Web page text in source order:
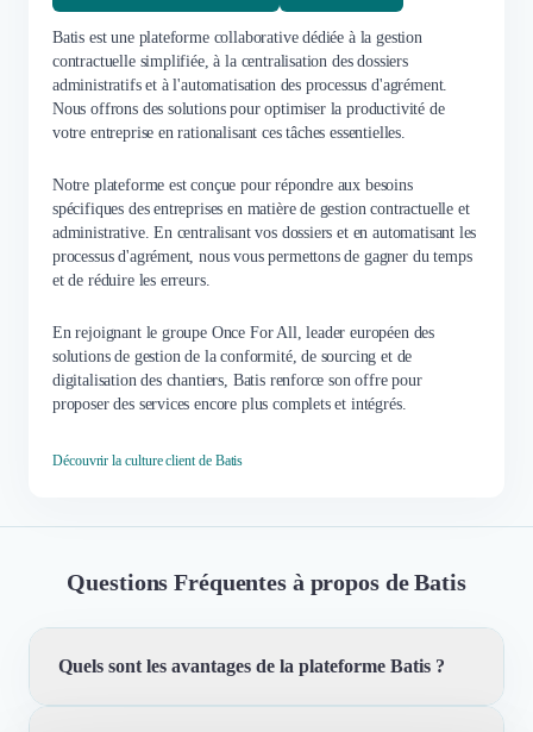
Batis est une plateforme collaborative dédiée à la gestion
contractuelle simplifiée, à la centralisation des dossiers
administratifs et à l'automatisation des processus d'agrément.
Nous offrons des solutions pour optimiser la productivité de
votre entreprise en rationalisant ces tâches essentielles.
Notre plateforme est conçue pour répondre aux besoins
spécifiques des entreprises en matière de gestion contractuelle et
administrative. En centralisant vos dossiers et en automatisant les
processus d'agrément, nous vous permettons de gagner du temps
et de réduire les erreurs.
En rejoignant le groupe Once For All, leader européen des
solutions de gestion de la conformité, de sourcing et de
digitalisation des chantiers, Batis renforce son offre pour
proposer des services encore plus complets et intégrés.
Découvrir la culture client de Batis
Questions Fréquentes à propos de Batis
Quels sont les avantages de la plateforme Batis ?